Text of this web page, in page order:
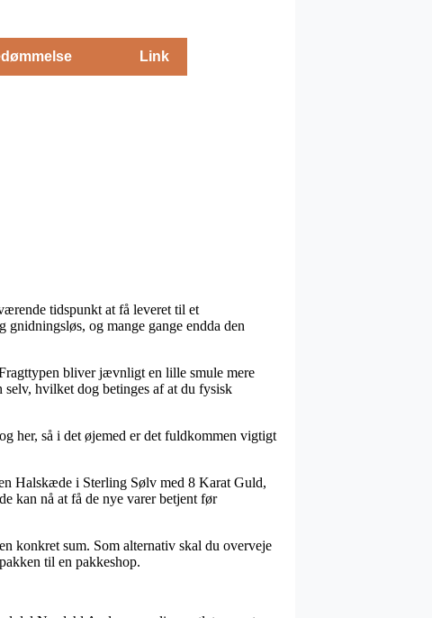
Link
tidspunkt at få leveret til et
og mange gange endda den
bliver jævnligt en lille smule mere
hvilket dog betinges af at du fysisk
her, så i det øjemed er det fuldkommen vigtigt
Halskæde i Sterling Sølv med 8 Karat Guld,
kan nå at få de nye varer betjent før
konkret sum. Som alternativ skal du overveje
til en pakkeshop.